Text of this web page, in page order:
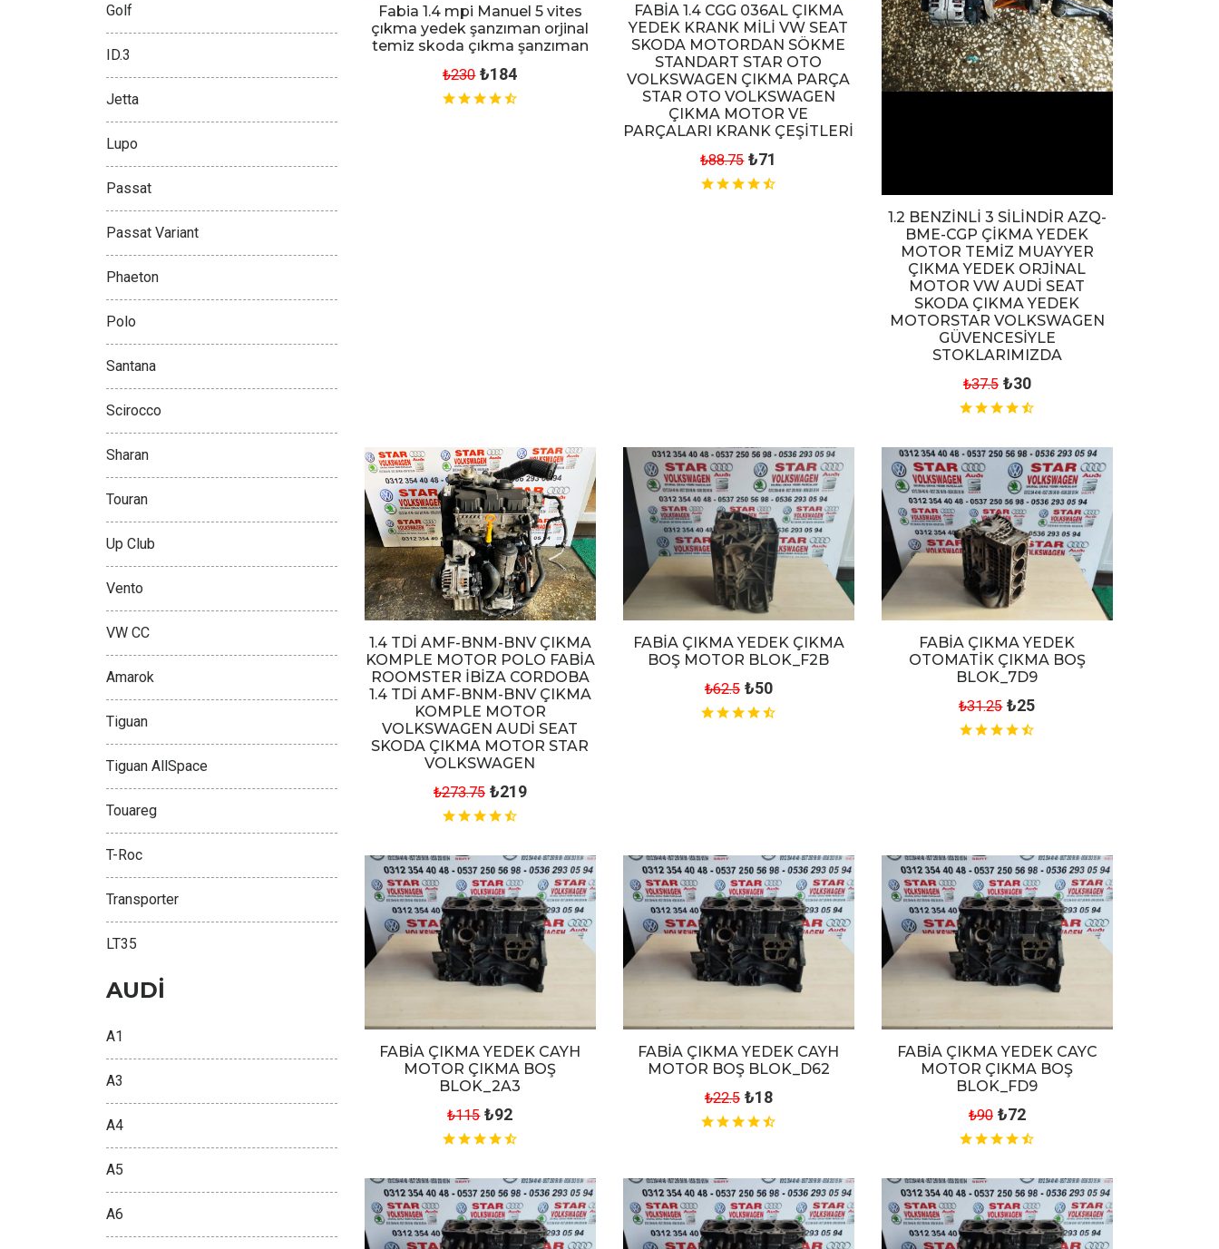
Fabia 1.4 mpi Manuel 5 vites
çıkma yedek şanzıman orjinal
temiz skoda çıkma şanzıman
₺230 ₺184
FABİA 1.4 CGG 036AL ÇIKMA
YEDEK KRANK MİLİ VW SEAT
SKODA MOTORDAN SÖKME
STANDART STAR OTO
VOLKSWAGEN ÇIKMA PARÇA
STAR OTO VOLKSWAGEN
ÇIKMA MOTOR VE
PARÇALARI KRANK ÇEŞİTLERİ
₺88.75 ₺71
1.2 BENZİNLİ 3 SİLİNDİR AZQ-
BME-CGP ÇİKMA YEDEK
MOTOR TEMİZ MUAYYER
ÇIKMA YEDEK ORJİNAL
MOTOR VW AUDİ SEAT
SKODA ÇIKMA YEDEK
MOTORSTAR VOLKSWAGEN
GÜVENCESİYLE
STOKLARIMIZDA
₺37.5 ₺30
1.4 TDİ AMF-BNM-BNV ÇIKMA
KOMPLE MOTOR POLO FABİA
ROOMSTER İBİZA CORDOBA
1.4 TDİ AMF-BNM-BNV ÇIKMA
KOMPLE MOTOR
VOLKSWAGEN AUDİ SEAT
SKODA ÇIKMA MOTOR STAR
VOLKSWAGEN
₺273.75 ₺219
FABİA ÇIKMA YEDEK ÇIKMA
BOŞ MOTOR BLOK_F2B
₺62.5 ₺50
FABİA ÇIKMA YEDEK
OTOMATİK ÇIKMA BOŞ
BLOK_7D9
₺31.25 ₺25
FABİA ÇIKMA YEDEK CAYH
MOTOR ÇIKMA BOŞ
BLOK_2A3
₺115 ₺92
FABİA ÇIKMA YEDEK CAYH
MOTOR BOŞ BLOK_D62
₺22.5 ₺18
FABİA ÇIKMA YEDEK CAYC
MOTOR ÇIKMA BOŞ
BLOK_FD9
₺90 ₺72
Golf
ID.3
Jetta
Lupo
Passat
Passat Variant
Phaeton
Polo
Santana
Scirocco
Sharan
Touran
Up Club
Vento
VW CC
Amarok
Tiguan
Tiguan AllSpace
Touareg
T-Roc
Transporter
LT35
AUDİ
A1
A3
A4
A5
A6